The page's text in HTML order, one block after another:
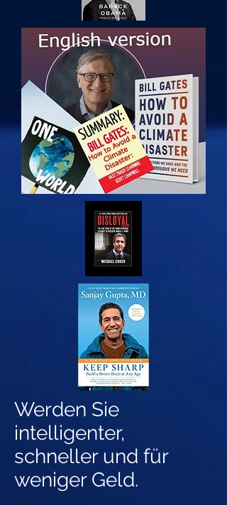
Werden Sie
intelligenter,
schneller und für
weniger Geld.